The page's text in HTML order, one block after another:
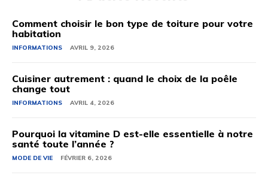
Comment choisir le bon type de toiture pour votre
habitation
INFORMATIONS AVRIL 9, 2026
Cuisiner autrement : quand le choix de la poêle
change tout
INFORMATIONS AVRIL 4, 2026
Pourquoi la vitamine D est-elle essentielle à notre
santé toute l’année ?
MODE DE VIE FÉVRIER 6, 2026